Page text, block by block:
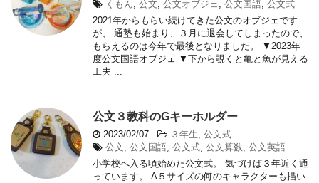
くもん, 公文, 公文オブジェ , 公文国語, 公文式
2021年からもらい続けてきた公文のオブジェです
が、 通塾も始まり、３月に退会してしまったので、
もらえるのは今年で最後となりました。 ▼2023年
度公文国語オブジェ ▼下から覗くと亀と魚が見える
工夫 ...
公文３教科のGキーホルダー
2023/02/07 - ３年生, 公文式
公文, 公文国語, 公文式, 公文算数, 公文英語
小学校へ入る頃始めた公文式。 気づけば３年近く通
っています。 A５サイズの何のキャラクターも描い